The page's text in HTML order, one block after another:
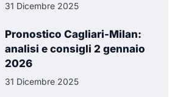
31 Dicembre 2025
Pronostico Cagliari-Milan:
analisi e consigli 2 gennaio
2026
31 Dicembre 2025